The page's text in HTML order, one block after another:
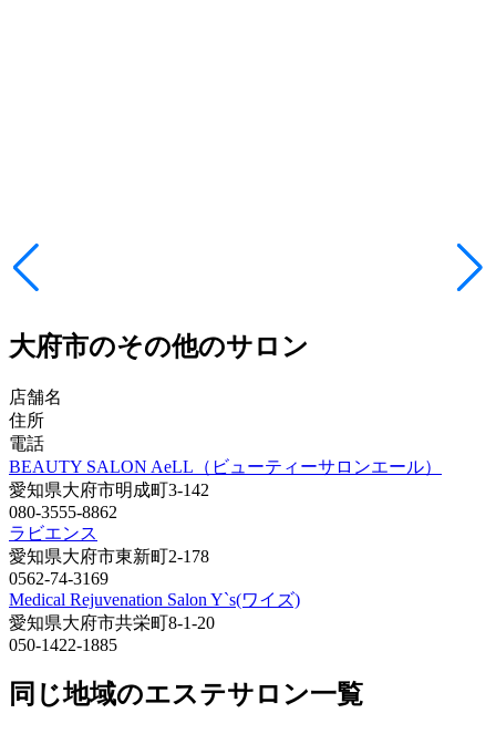
大府市のその他のサロン
店舗名
住所
電話
BEAUTY SALON AeLL（ビューティーサロンエール）
愛知県大府市明成町3-142
080-3555-8862
ラビエンス
愛知県大府市東新町2-178
0562-74-3169
Medical Rejuvenation Salon Y`s(ワイズ)
愛知県大府市共栄町8-1-20
050-1422-1885
同じ地域のエステサロン一覧